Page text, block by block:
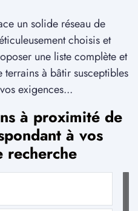
un solide réseau de
choisis et
une liste complète et
à bâtir susceptibles
exigences...
à proximité de
à vos
recherche